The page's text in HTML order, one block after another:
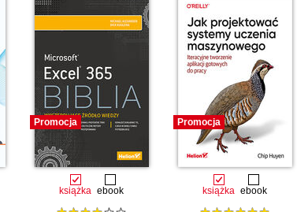
Promocja
książka ebook
Promocja
książka ebook